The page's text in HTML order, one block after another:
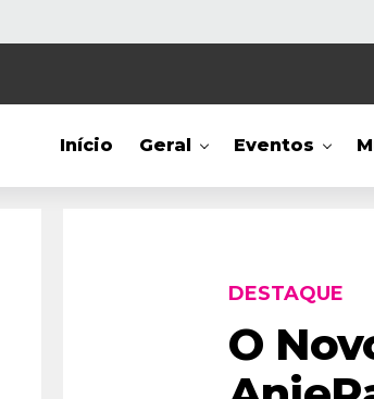
Início Geral Eventos
DESTAQUE
O